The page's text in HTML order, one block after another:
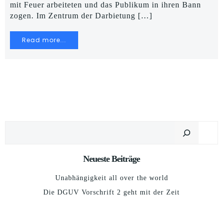
mit Feuer arbeiteten und das Publikum in ihren Bann
zogen. Im Zentrum der Darbietung […]
Read more...
Neueste Beiträge
Unabhängigkeit all over the world
Die DGUV Vorschrift 2 geht mit der Zeit